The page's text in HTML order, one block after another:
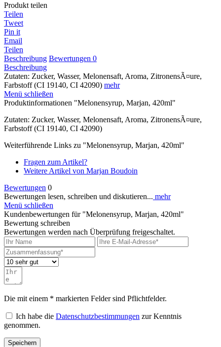
Produkt teilen
Teilen
Tweet
Pin it
Email
Teilen
Beschreibung Bewertungen 0
Beschreibung
Zutaten: Zucker, Wasser, Melonensaft, Aroma, ZitronensÃ¤ure,
Farbstoff (CI 19140, CI 42090) mehr
Menü schließen
Produktinformationen "Melonensyrup, Marjan, 420ml"
Zutaten: Zucker, Wasser, Melonensaft, Aroma, ZitronensÃ¤ure,
Farbstoff (CI 19140, CI 42090)
Weiterführende Links zu "Melonensyrup, Marjan, 420ml"
Fragen zum Artikel?
Weitere Artikel von Marjan Boudoin
Bewertungen 0
Bewertungen lesen, schreiben und diskutieren... mehr
Menü schließen
Kundenbewertungen für "Melonensyrup, Marjan, 420ml"
Bewertung schreiben
Bewertungen werden nach Überprüfung freigeschaltet.
Die mit einem * markierten Felder sind Pflichtfelder.
Ich habe die Datenschutzbestimmungen zur Kenntnis
genommen.
Speichern